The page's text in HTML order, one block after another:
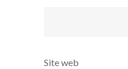
Site web